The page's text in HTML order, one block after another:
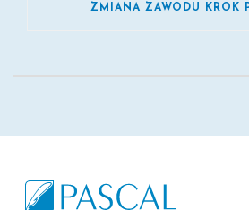
ZMIANA ZAWODU KROK